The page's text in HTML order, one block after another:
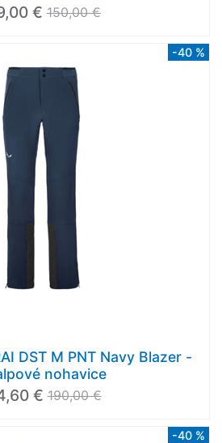
€ 150,00 €
-40 %
DST M PNT Navy Blazer -
nohavice
€ 190,00 €
-40 %